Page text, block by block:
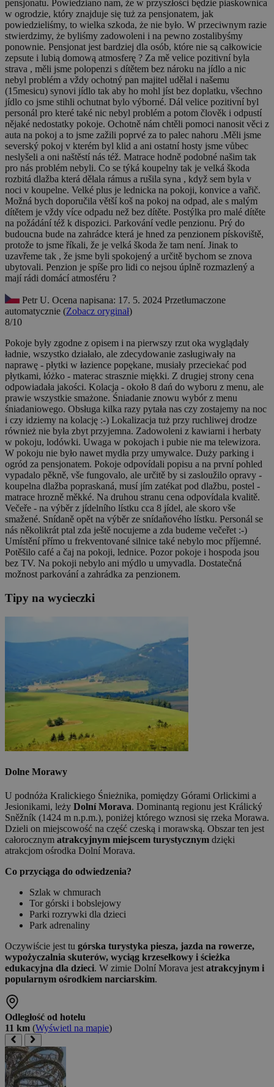
pensjonatu. Powiedziano nam, że w przyszłości będzie piaskownica
w ogrodzie, który znajduje się tuż za pensjonatem, jak
powiedzieliśmy, to wielka szkoda, że nie było. W przeciwnym razie
stwierdzimy, że byliśmy zadowoleni i na pewno zostalibyśmy
ponownie. Pensjonat jest bardziej dla osób, które nie są całkowicie
zepsute i lubią domową atmosferę ? Za mě velice pozitivní byla
strava , měli jsme polopenzi s dítětem bez nároku na jídlo a nic
nebyl problém a vždy ochotný pan majitel udělal i našemu
(15mesicu) synovi jídlo tak aby ho mohl jíst bez doplatku, všechno
jídlo co jsme stihli ochutnat bylo výborné. Dál velice pozitivní byl
personál pro které také nic nebyl problém a potom člověk i odpustí
nějaké nedostatky pokoje. Ochotně nám chtěli pomoci nanosit věci z
auta na pokoj a to jsme zažili poprvé za to palec nahoru .Měli jsme
severský pokoj v kterém byl klid a ani ostatní hosty jsme vůbec
neslyšeli a oni naštěstí nás též. Matrace hodně podobné našim tak
pro nás problém nebyli. Co se týká koupelny tak je velká škoda
rozbitá dlažba která dělala rámus a rušila syna , když sem byla v
noci v koupelne. Velké plus je lednicka na pokoji, konvice a vařič.
Možná bych doporučila větší koš na pokoj na odpad, ale s malým
dítětem je vždy více odpadu než bez dítěte. Postýlka pro malé dítěte
na požádání též k dispozici. Parkování vedle penzionu. Prý do
budoucna bude na zahrádce která je hned za penzionem pískoviště,
protože to jsme říkali, že je velká škoda že tam není. Jinak to
uzavřeme tak , že jsme byli spokojený a určitě bychom se znova
ubytovali. Penzion je spíše pro lidi co nejsou úplně rozmazlený a
mají rádi domácí atmosféru ?
Petr U. Ocena napisana: 17. 5. 2024 Przetłumaczone
automatycznie (Zobacz oryginał)
8/10
Pokoje były zgodne z opisem i na pierwszy rzut oka wyglądały
ładnie, wszystko działało, ale zdecydowanie zasługiwały na
naprawę - płytki w łazience popękane, musiały przeciekać pod
płytkami, łóżko - materac strasznie miękki. Z drugiej strony cena
odpowiadała jakości. Kolacja - około 8 dań do wyboru z menu, ale
prawie wszystkie smażone. Śniadanie znowu wybór z menu
śniadaniowego. Obsługa kilka razy pytała nas czy zostajemy na noc
i czy idziemy na kolację :-) Lokalizacja tuż przy ruchliwej drodze
również nie była zbyt przyjemna. Zadowoleni z kawiarni i herbaty
w pokoju, lodówki. Uwaga w pokojach i pubie nie ma telewizora.
W pokoju nie było nawet mydła przy umywalce. Duży parking i
ogród za pensjonatem. Pokoje odpovídali popisu a na první pohled
vypadalo pěkně, vše fungovalo, ale určitě by si zasloužilo opravy -
koupelna dlažba popraskaná, musí jím zatékat pod dlažbu, postel -
matrace hrozně měkké. Na druhou stranu cena odpovídala kvalitě.
Večeře - na výběr z jídelního lístku cca 8 jídel, ale skoro vše
smažené. Snídaně opět na výběr ze snídaňového lístku. Personál se
nás několikrát ptal zda ještě nocujeme a zda budeme večeřet :-)
Umístění přímo u frekventované silnice také nebylo moc příjemné.
Potěšilo café a čaj na pokoji, lednice. Pozor pokoje i hospoda jsou
bez TV. Na pokoji nebylo ani mýdlo u umyvadla. Dostatečná
možnost parkování a zahrádka za penzionem.
Tipy na wycieczki
Dolne Morawy
U podnóża Kralickiego Śnieżnika, pomiędzy Górami Orlickimi a
Jesionikami, leży Dolní Morava. Dominantą regionu jest Králický
Sněžník (1424 m n.p.m.), poniżej którego wznosi się rzeka Morawa.
Dzieli on miejscowość na część czeską i morawską. Obszar ten jest
całorocznym atrakcyjnym miejscem turystycznym dzięki
atrakcjom ośrodka Dolní Morava.
Co przyciąga do odwiedzenia?
Szlak w chmurach
Tor górski i bobslejowy
Parki rozrywki dla dzieci
Park adrenaliny
Oczywiście jest tu górska turystyka piesza, jazda na rowerze,
wypożyczalnia skuterów, wyciąg krzesełkowy i ścieżka
edukacyjna dla dzieci. W zimie Dolní Morava jestatrakcyjnym i
popularnym ośrodkiem narciarskim.
Odległość od hotelu
11 km (Wyświetl na mapie)